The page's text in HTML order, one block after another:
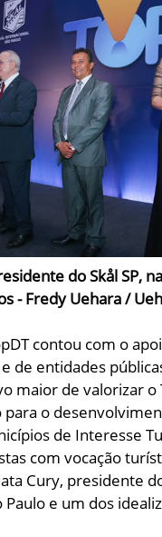
do Skål SP,
- Fredy Uehara /
contou com o
de entidades
maior de valorizar
o
de Interesse
com vocação
Cury, presidente
Paulo e um dos